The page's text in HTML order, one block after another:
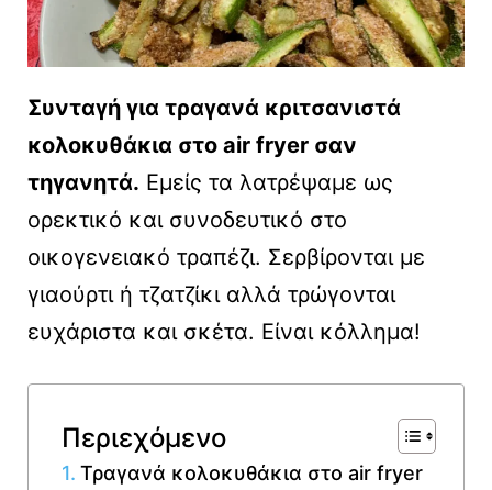
Συνταγή για τραγανά κριτσανιστά
κολοκυθάκια στο air fryer σαν
τηγανητά. Εμείς τα λατρέψαμε ως
ορεκτικό και συνοδευτικό στο
οικογενειακό τραπέζι. Σερβίρονται με
γιαούρτι ή τζατζίκι αλλά τρώγονται
ευχάριστα και σκέτα. Είναι κόλλημα!
Περιεχόμενο
Τραγανά κολοκυθάκια στο air fryer